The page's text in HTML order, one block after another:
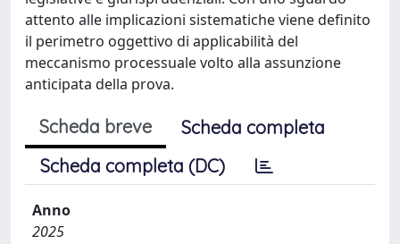
attento alle implicazioni sistematiche viene definito
il perimetro oggettivo di applicabilità del
meccanismo processuale volto alla assunzione
anticipata della prova.
Scheda breve
Scheda completa
Scheda completa (DC)
Anno
2025